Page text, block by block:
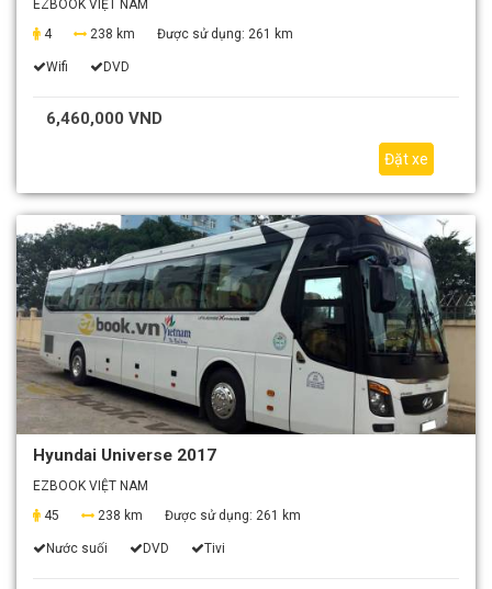
EZBOOK VIỆT NAM
4
238 km Được sử dụng: 261 km
Wifi DVD
6,460,000 VND
Đặt xe
Hyundai Universe 2017
EZBOOK VIỆT NAM
45
238 km Được sử dụng: 261 km
Nước suối DVD Tivi